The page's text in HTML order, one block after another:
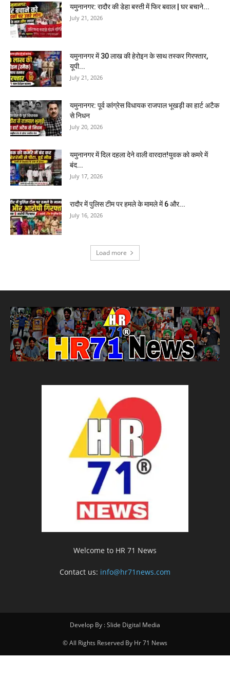
यमुनानगर: रादौर की डेहा बस्ती में फिर बवाल | घर बचाने...
July 21, 2026
यमुनानगर में 30 लाख की हेरोइन के साथ तस्कर गिरफ्तार,
यूपी...
July 21, 2026
यमुनानगर: पूर्व कांग्रेस विधायक राजपाल भूखड़ी का हार्ट अटैक
से निधन
July 20, 2026
यमुनानगर में दिल दहला देने वाली वारदात!युवक को कमरे में
बंद...
July 17, 2026
रादौर में पुलिस टीम पर हमले के मामले में 6 और...
July 16, 2026
Load more
Welcome to HR 71 News
Contact us: info@hr71news.com
Develop By : Slide Digital Media
© All Rights Reserved By Hr 71 News